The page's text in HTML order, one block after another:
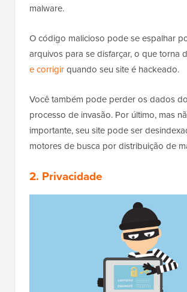
malware.
O código malicioso pode se espalhar
arquivos para se disfarçar, o que torna
e corrigirquando seu site é hackeado.
Você também pode perder os dados
processo de invasão. Por último, mas
importante, seu site pode ser
motores de busca por distribuição de
2. Privacidade